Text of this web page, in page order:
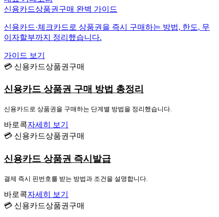
신용카드상품권구매 완벽 가이드
신용카드·체크카드로 상품권을 즉시 구매하는 방법, 한도, 무
이자할부까지 정리했습니다.
가이드 보기
💳 신용카드상품권구매
신용카드 상품권 구매 방법 총정리
신용카드로 상품권을 구매하는 단계별 방법을 정리했습니다.
바로콕자세히 보기
💳 신용카드상품권구매
신용카드 상품권 즉시발급
결제 즉시 핀번호를 받는 방법과 조건을 설명합니다.
바로콕자세히 보기
💳 신용카드상품권구매